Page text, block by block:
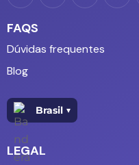
FAQS
Dúvidas frequentes
Blog
Brasil ▾
LEGAL